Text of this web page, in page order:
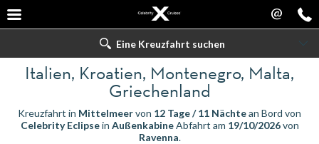
@
Eine Kreuzfahrt suchen
Italien, Kroatien, Montenegro, Malta,
Griechenland
Kreuzfahrt in Mittelmeervon 12 Tage / 11 Nächtean Bord von
Celebrity Eclipsein AußenkabineAbfahrt am 19/10/2026von
Ravenna.